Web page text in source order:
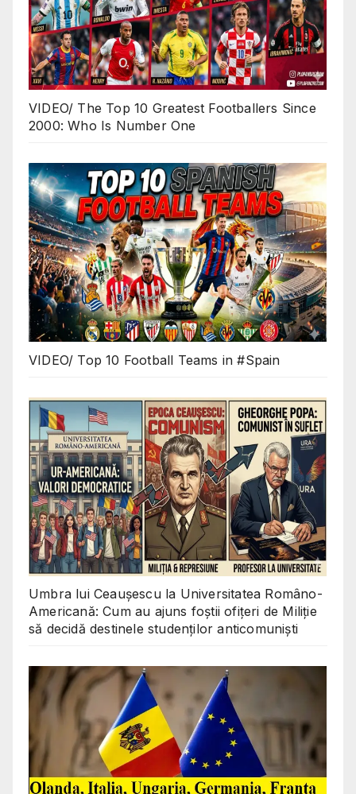
VIDEO/ The Top 10 Greatest Footballers Since
2000: Who Is Number One
VIDEO/ Top 10 Football Teams in #Spain
Umbra lui Ceaușescu la Universitatea Româno-
Americană: Cum au ajuns foștii ofițeri de Miliție
să decidă destinele studenților anticomuniști